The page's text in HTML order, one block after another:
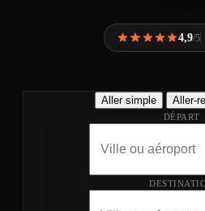
4,9/5
Aller simple Aller-
DÉPART